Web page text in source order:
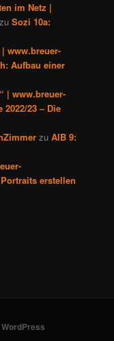
im Netz |
zuSozi 10a:
www.breuer-
Aufbau einer
| www.breuer-
2022/23 – Die
zuAIB 9:
erstellen